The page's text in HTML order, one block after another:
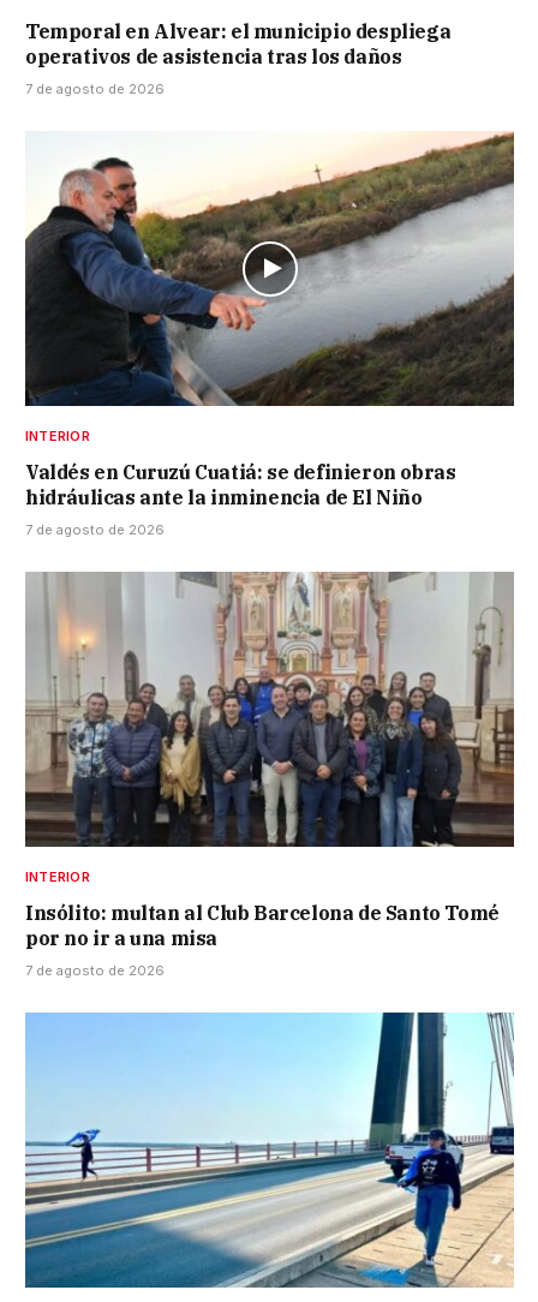
Temporal en Alvear: el municipio despliega
operativos de asistencia tras los daños
7 de agosto de 2026
INTERIOR
Valdés en Curuzú Cuatiá: se definieron obras
hidráulicas ante la inminencia de El Niño
7 de agosto de 2026
INTERIOR
Insólito: multan al Club Barcelona de Santo Tomé
por no ir a una misa
7 de agosto de 2026